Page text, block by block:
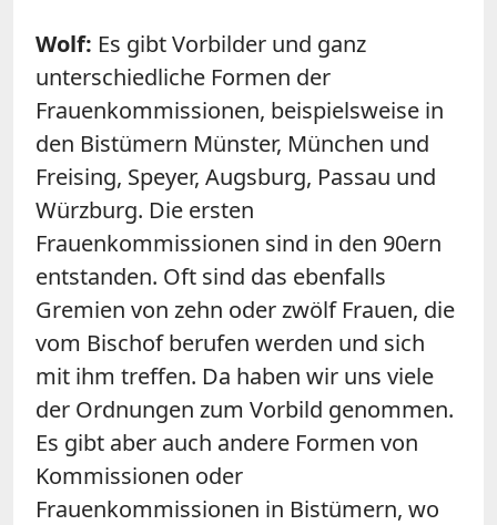
Wolf: Es gibt Vorbilder und ganz
unterschiedliche Formen der
Frauenkommissionen, beispielsweise in
den Bistümern Münster, München und
Freising, Speyer, Augsburg, Passau und
Würzburg. Die ersten
Frauenkommissionen sind in den 90ern
entstanden. Oft sind das ebenfalls
Gremien von zehn oder zwölf Frauen, die
vom Bischof berufen werden und sich
mit ihm treffen. Da haben wir uns viele
der Ordnungen zum Vorbild genommen.
Es gibt aber auch andere Formen von
Kommissionen oder
Frauenkommissionen in Bistümern, wo